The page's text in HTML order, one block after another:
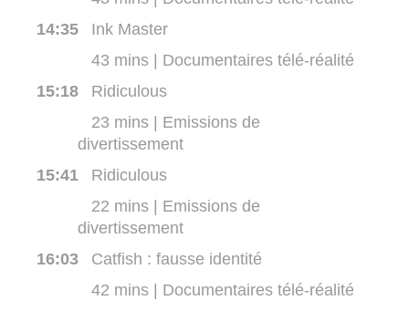
14:35Ink Master
43 mins | Documentaires télé-réalité
15:18Ridiculous
23 mins | Emissions de
divertissement
15:41Ridiculous
22 mins | Emissions de
divertissement
16:03Catfish : fausse identité
42 mins | Documentaires télé-réalité